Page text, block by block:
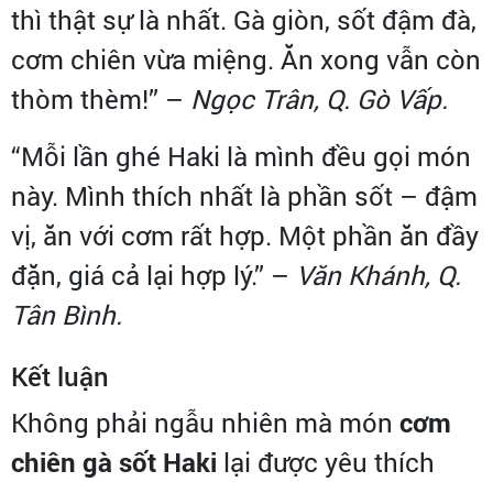
thì thật sự là nhất. Gà giòn, sốt đậm đà,
cơm chiên vừa miệng. Ăn xong vẫn còn
thòm thèm!” – Ngọc Trân, Q. Gò Vấp.
“Mỗi lần ghé Haki là mình đều gọi món
này. Mình thích nhất là phần sốt – đậm
vị, ăn với cơm rất hợp. Một phần ăn đầy
đặn, giá cả lại hợp lý.” – Văn Khánh, Q.
Tân Bình.
Kết luận
Không phải ngẫu nhiên mà món cơm
chiên gà sốt Haki lại được yêu thích